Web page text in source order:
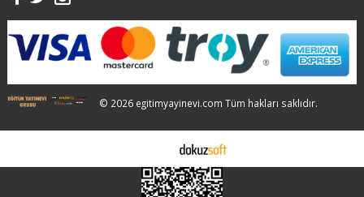
© 2026 egitimyayinevi.com Tüm hakları saklıdır.